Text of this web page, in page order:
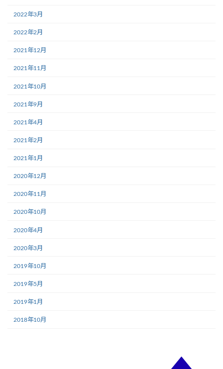
2022年3月
2022年2月
2021年12月
2021年11月
2021年10月
2021年9月
2021年4月
2021年2月
2021年1月
2020年12月
2020年11月
2020年10月
2020年4月
2020年3月
2019年10月
2019年5月
2019年1月
2018年10月